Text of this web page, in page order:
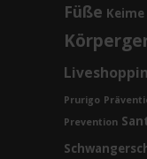
Füße Keime
Prurigo
Prevention